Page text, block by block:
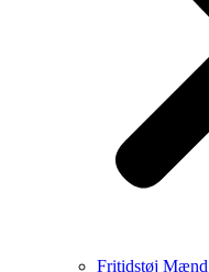
Fritidstøj Mænd